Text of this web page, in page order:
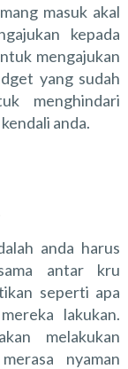
masuk akal
kepada
mengajukan
yang sudah
menghindari
anda.
anda harus
antar kru
seperti apa
lakukan.
melakukan
nyaman